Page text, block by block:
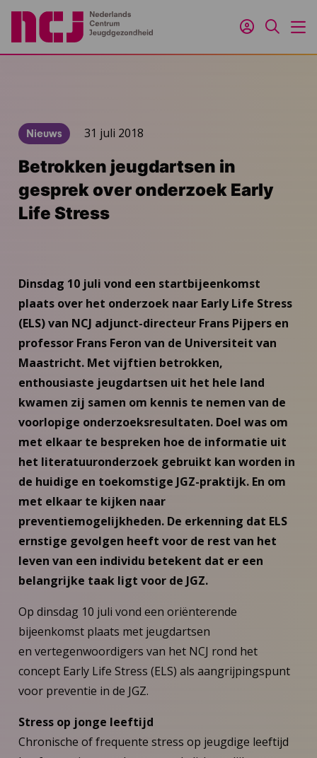
Inloggen
Zoeken
Nieuws 31 juli 2018
Betrokken jeugdartsen in
gesprek over onderzoek Early
Life Stress
Dinsdag 10 juli vond een startbijeenkomst
plaats over het onderzoek naar Early Life Stress
(ELS) van NCJ adjunct-directeur Frans Pijpers en
professor Frans Feron van de Universiteit van
Maastricht. Met vijftien betrokken,
enthousiaste jeugdartsen uit het hele land
kwamen zij samen om kennis te nemen van de
voorlopige onderzoeksresultaten. Doel was om
met elkaar te bespreken hoe de informatie uit
het literatuuronderzoek gebruikt kan worden in
de huidige en toekomstige JGZ-praktijk. En om
met elkaar te kijken naar
preventiemogelijkheden. De erkenning dat ELS
ernstige gevolgen heeft voor de rest van het
leven van een individu betekent dat er een
belangrijke taak ligt voor de JGZ.
Op dinsdag 10 juli vond een oriënterende
bijeenkomst plaats met jeugdartsen
en vertegenwoordigers van het NCJ rond het
concept Early Life Stress (ELS) als aangrijpingspunt
voor preventie in de JGZ.
Stress op jonge leeftijd
Chronische of frequente stress op jeugdige leeftijd